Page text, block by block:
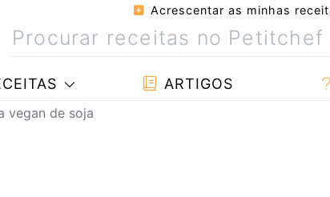
Acrescentar as minhas
ARTIGOS
vegan de soja